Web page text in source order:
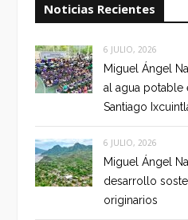
Noticias Recientes
6 JULIO, 2026
Miguel Ángel
al agua potable
Santiago
6 JULIO, 2026
Miguel Ángel
desarrollo
originarios